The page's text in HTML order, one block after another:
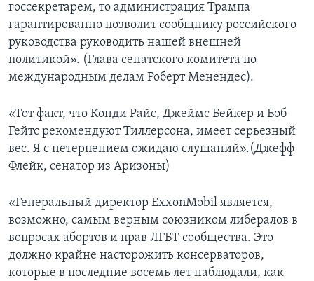
госсекретарем, то администрация Трампа
гарантированно позволит сообщнику российского
руководства руководить нашей внешней
политикой». (Глава сенатского комитета по
международным делам Роберт Менендес).
«Тот факт, что Конди Райс, Джеймс Бейкер и Боб
Гейтс рекомендуют Тиллерсона, имеет серьезный
вес. Я с нетерпением ожидаю слушаний».(Джефф
Флейк, сенатор из Аризоны)
«Генеральный директор ExxonMobil является,
возможно, самым верным союзником либералов в
вопросах абортов и прав ЛГБТ сообщества. Это
должно крайне насторожить консерваторов,
которые в последние восемь лет наблюдали, как